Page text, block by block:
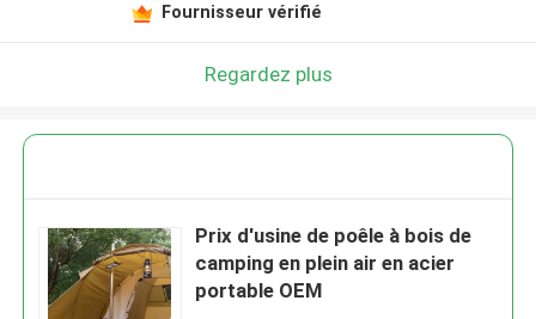
Fournisseur vérifié
Regardez plus
Prix ​​d'usine de poêle à bois de
camping en plein air en acier
portable OEM